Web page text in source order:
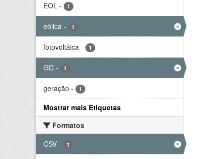
EOL - 1
eólica - 1
fotovoltáica - 1
GD - 1
geração - 1
Mostrar mais Etiquetas
Formatos
CSV - 1